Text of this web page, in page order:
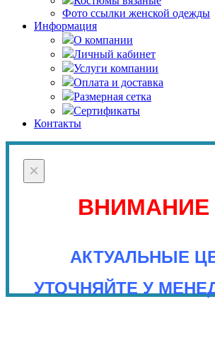
Фото ссылки женской одежды
Информация
О компании
Личный кабинет
Услуги компании
Оплата и доставка
Размерная сетка
Сертификаты
Контакты
×
ВНИМАНИЕ
АКТУАЛЬНЫЕ
УТОЧНЯЙТЕ У